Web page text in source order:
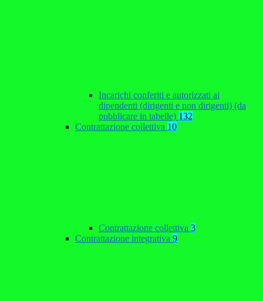
Incarichi conferiti e autorizzati ai
dipendenti (dirigenti e non dirigenti) (da
pubblicare in tabelle) 132
Contrattazione collettiva 10
Contrattazione collettiva 3
Contrattazione integrativa 9